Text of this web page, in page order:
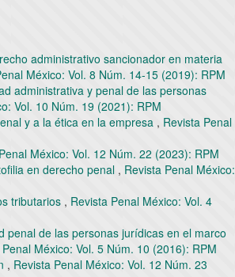
administrativo sancionador en materia
México: Vol. 8 Núm. 14-15 (2019): RPM
administrativa y penal de las personas
Vol. 10 Núm. 19 (2021): RPM
y a la ética en la empresa , Revista Penal
México: Vol. 12 Núm. 22 (2023): RPM
en derecho penal , Revista Penal México:
tributarios , Revista Penal México: Vol. 4
penal de las personas jurídicas en el marco
México: Vol. 5 Núm. 10 (2016): RPM
, Revista Penal México: Vol. 12 Núm. 23